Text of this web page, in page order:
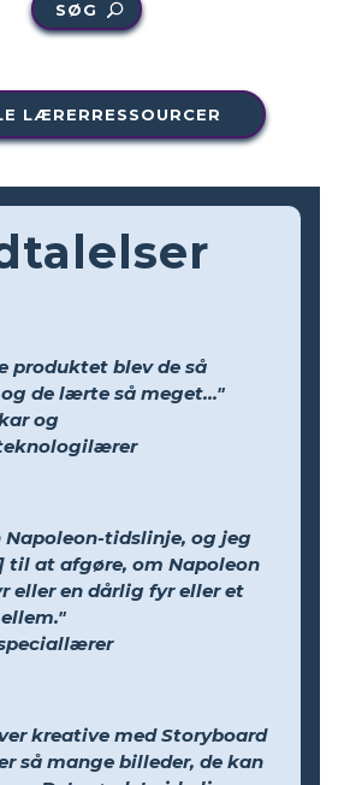
SØG
LÆRERRESSOURCER
produktet blev de så
de lærte så meget..."
og
Napoleon-tidslinje, og jeg
til at afgøre, om Napoleon
eller en dårlig fyr eller et
kreative med Storyboard
så mange billeder, de kan